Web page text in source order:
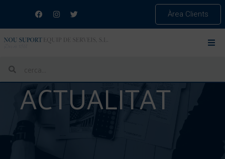
Àrea Clients
ACTUALITAT